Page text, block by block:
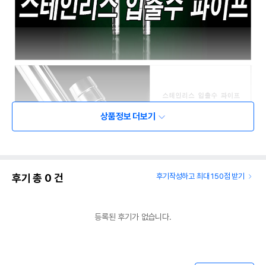
상품정보 더보기
후기 총 0 건 후기작성하고 최대 150점 받기
등록된 후기가 없습니다.